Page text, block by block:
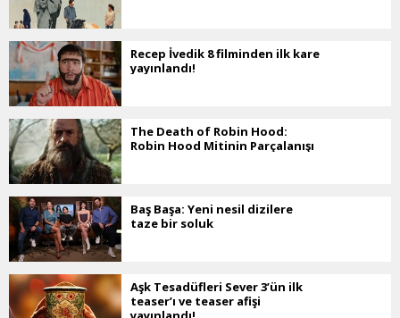
Recep İvedik 8 filminden ilk kare
yayınlandı!
The Death of Robin Hood:
Robin Hood Mitinin Parçalanışı
Baş Başa: Yeni nesil dizilere
taze bir soluk
Aşk Tesadüfleri Sever 3’ün ilk
teaser’ı ve teaser afişi